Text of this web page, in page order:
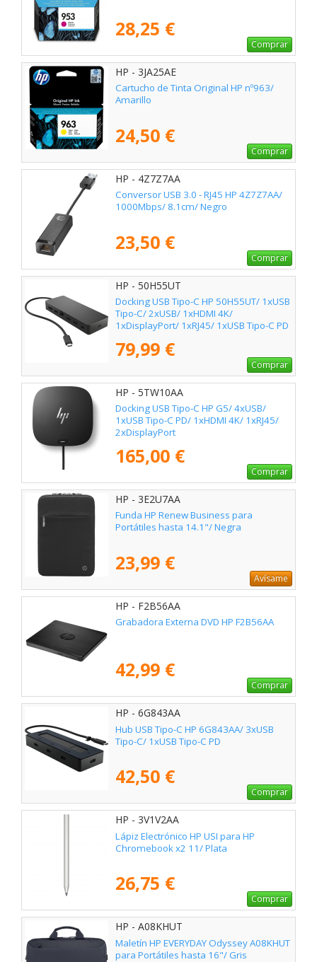
28,25 €
Comprar
HP - 3JA25AE
Cartucho de Tinta Original HP nº963/
Amarillo
24,50 €
Comprar
HP - 4Z7Z7AA
Conversor USB 3.0 - RJ45 HP 4Z7Z7AA/
1000Mbps/ 8.1cm/ Negro
23,50 €
Comprar
HP - 50H55UT
Docking USB Tipo-C HP 50H55UT/ 1xUSB
Tipo-C/ 2xUSB/ 1xHDMI 4K/
1xDisplayPort/ 1xRJ45/ 1xUSB Tipo-C PD
79,99 €
Comprar
HP - 5TW10AA
Docking USB Tipo-C HP G5/ 4xUSB/
1xUSB Tipo-C PD/ 1xHDMI 4K/ 1xRJ45/
2xDisplayPort
165,00 €
Comprar
HP - 3E2U7AA
Funda HP Renew Business para
Portátiles hasta 14.1"/ Negra
23,99 €
Avísame
HP - F2B56AA
Grabadora Externa DVD HP F2B56AA
42,99 €
Comprar
HP - 6G843AA
Hub USB Tipo-C HP 6G843AA/ 3xUSB
Tipo-C/ 1xUSB Tipo-C PD
42,50 €
Comprar
HP - 3V1V2AA
Lápiz Electrónico HP USI para HP
Chromebook x2 11/ Plata
26,75 €
Comprar
HP - A08KHUT
Maletín HP EVERYDAY Odyssey A08KHUT
para Portátiles hasta 16"/ Gris